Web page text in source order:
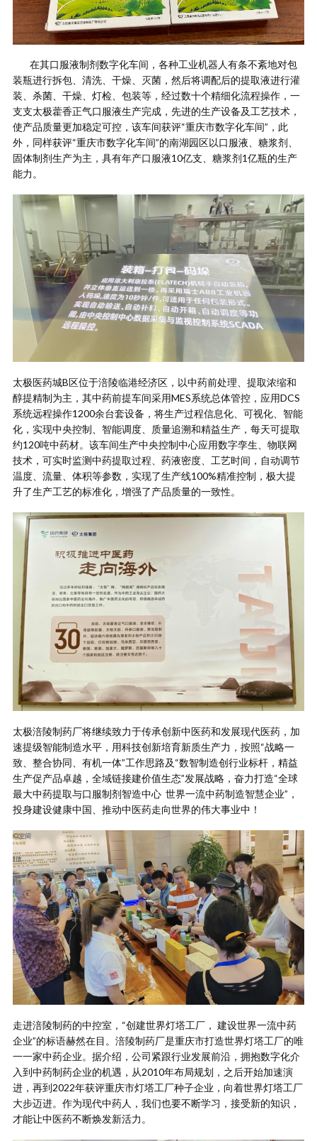
在其口服液制剂数字化车间，各种工业机器人有条不紊地对包
装瓶进行拆包、清洗、干燥、灭菌，然后将调配后的提取液进行灌
装、杀菌、干燥、灯检、包装等，经过数十个精细化流程操作，一
支支太极藿香正气口服液生产完成，先进的生产设备及工艺技术，
使产品质量更加稳定可控，该车间获评“重庆市数字化车间”，此
外，同样获评“重庆市数字化车间”的南湖园区以口服液、糖浆剂、
固体制剂生产为主，具有年产口服液10亿支、糖浆剂1亿瓶的生产
能力。
太极医药城B区位于涪陵临港经济区，以中药前处理、提取浓缩和
醇提精制为主，其中药前提车间采用MES系统总体管控，应用DCS
系统远程操作1200余台套设备，将生产过程信息化、可视化、智能
化，实现中央控制、智能调度、质量追溯和精益生产，每天可提取
约120吨中药材。该车间生产中央控制中心应用数字孪生、物联网
技术，可实时监测中药提取过程、药液密度、工艺时间，自动调节
温度、流量、体积等参数，实现了生产线100%精准控制，极大提
升了生产工艺的标准化，增强了产品质量的一致性。
太极涪陵制药厂将继续致力于传承创新中医药和发展现代医药，加
速提级智能制造水平，用科技创新培育新质生产力，按照“战略一
致、整合协同、有机一体”工作思路及“数智制造创行业标杆，精益
生产促产品卓越，全域链接建价值生态”发展战略，奋力打造“全球
最大中药提取与口服制剂智造中心 世界一流中药制造智慧企业”，
投身建设健康中国、推动中医药走向世界的伟大事业中！
走进涪陵制药的中控室，“创建世界灯塔工厂， 建设世界一流中药
企业”的标语赫然在目。涪陵制药厂是重庆市打造世界灯塔工厂的唯
一一家中药企业。据介绍，公司紧跟行业发展前沿，拥抱数字化介
入到中药制药企业的机遇，从2010年布局规划，之后开始加速演
进，再到2022年获评重庆市灯塔工厂种子企业，向着世界灯塔工厂
大步迈进。作为现代中药人，我们也要不断学习，接受新的知识，
才能让中医药不断焕发新活力。